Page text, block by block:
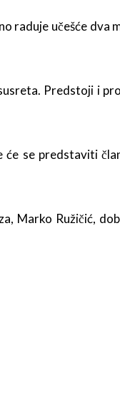
raduje učešće dva
Predstoji i
će se predstaviti
Marko Ružičić,